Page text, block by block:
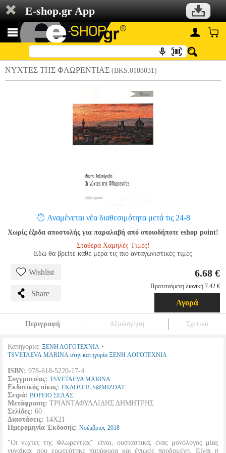
E-shop.gr App
ΝΥΧΤΕΣ ΤΗΣ ΦΛΩΡΕΝΤΙΑΣ (BKS.0188031)
Αναμένεται νέα διαθεσιμότητα μετά τις 24-8
Χωρίς έξοδα αποστολής για παραλαβή από οποιοδήποτε eshop point!
Σταθερά Χαμηλές Τιμές!
Εδώ θα βρείτε κάθε μέρα τις πιο ανταγωνιστικές τιμές
Wishlist
Share
6.68 €
Προτεινόμενη λιανική 7.42 €
Αγορά
Περιγραφή Αξιολόγηση Σχετικά
Κατηγορία: ΞΕΝΗ ΛΟΓΟΤΕΧΝΙΑ •
TSVETAEVA MARINA στην κατηγορία ΞΕΝΗ ΛΟΓΟΤΕΧΝΙΑ
ISBN: 978-618-5220-17-4
Συγγραφέας: TSVETAEVA MARINA
Εκδοτικός οίκος: ΕΚΔΟΣΕΙΣ S@MIZDAT
Σειρά: ΒΟΡΕΙΟ ΣΕΛΑΣ
Μετάφραση: ΤΡΙΑΝΤΑΦΥΛΛΙΔΗΣ ΔΗΜΗΤΡΗΣ
Σελίδες: 60
Διαστάσεις: 14Χ21
Ημερομηνία Έκδοσης: Νοέμβριος 2018
"Οι νύχτες της Φλωρεντίας" είναι, ουσιαστικά, ένας μονόλογος μίας
γυναίκας που ερωτεύτηκε παράφορα και ένιωσε προδομένη. Είναι η